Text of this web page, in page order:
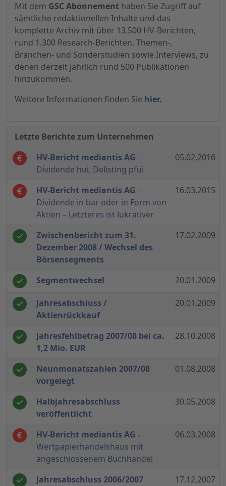
Mit dem GSC Abonnement haben Sie Zugriff auf
sämtliche redaktionellen Inhalte und das
komplette Archiv mit über 13.500 HV-Berichten,
rund 1.300 Research-Berichten, Themen-,
Branchen- und Sonderstudien sowie Interviews, zu
denen derzeit jährlich rund 500 Publikationen
hinzukommen.
Weitere Informationen finden Sie hier.
Letzte Berichte zum Unternehmen
HV-Bericht mediantis AG -
Dividende hui, Delisting pfui
05.02.2016
HV-Bericht mediantis AG -
Dividende in bar oder in Form von
Aktien – Letzteres ist lukrativer
16.03.2015
Zwischenbericht zum 31.
Dezember 2008 / Wechsel des
Börsensegments
17.02.2009
Segmentwechsel 20.01.2009
Jahresabschluss /
Aktienrückkauf
20.01.2009
Jahresfehlbetrag 2007/08 bei ca.
1,2 Mio. EUR
28.10.2008
Neunmonatszahlen 2007/08
vorgelegt
01.08.2008
Halbjahresabschluss
veröffentlicht
30.05.2008
HV-Bericht mediantis AG -
Wertpapierhandelshaus mit
angeschlossenem Buchhandel
06.03.2008
Jahresabschluss 2006/2007 17.12.2007